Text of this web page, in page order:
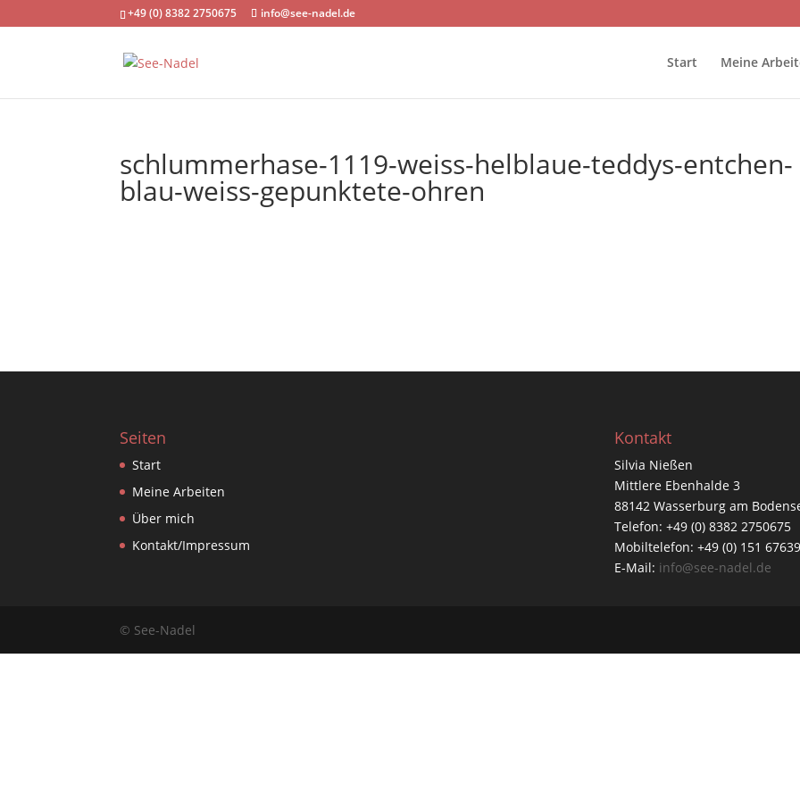
+49 (0) 8382 2750675 info@see-nadel.de
Start Meine
schlummerhase-1119-weiss-helblaue-teddys-entchen-
blau-weiss-gepunktete-ohren
Seiten
Start
Meine Arbeiten
Über mich
Kontakt/Impressum
Kontakt
Silvia Nießen
Mittlere Ebenhalde 3
88142 Wasserburg am
Telefon: +49 (0) 8382 2750675
Mobiltelefon: +49 (0) 151
E-Mail: info@see-nadel.de
© See-Nadel